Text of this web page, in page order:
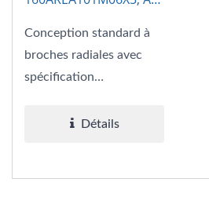
Conception standard à
broches radiales avec
spécification
2000 heures...Détails